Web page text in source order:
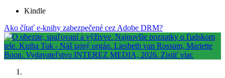
Kindle
Ako čítať e-knihy zabezpečené cez Adobe DRM?